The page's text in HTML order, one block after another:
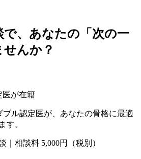
で、あなたの「次の一
んか？
医が在籍
ル認定医が、あなたの骨格に最適
す。
｜相談料 5,000円（税別）